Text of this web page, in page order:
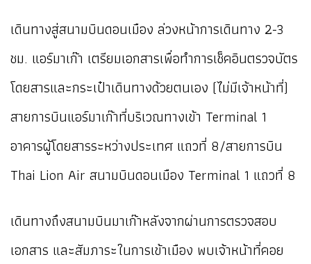
เดินทางสู่สนามบินดอนเมือง ล่วงหน้าการเดินทาง 2-3
ชม. แอร์มาเก๊า เตรียมเอกสารเพื่อทำการเช็คอินตรวจบัตร
โดยสารและกระเป๋าเดินทางด้วยตนเอง (ไม่มีเจ้าหน้าที่)
สายการบินแอร์มาเก๊าที่บริเวณทางเข้า Terminal 1
อาคารผู้โดยสารระหว่างประเทศ แถวที่ 8/สายการบิน
Thai Lion Air สนามบินดอนเมือง Terminal 1 แถวที่ 8
เดินทางถึงสนามบินมาเก๊าหลังจากผ่านการตรวจสอบ
เอกสาร และสัมภาระในการเข้าเมือง พบเจ้าหน้าที่คอย